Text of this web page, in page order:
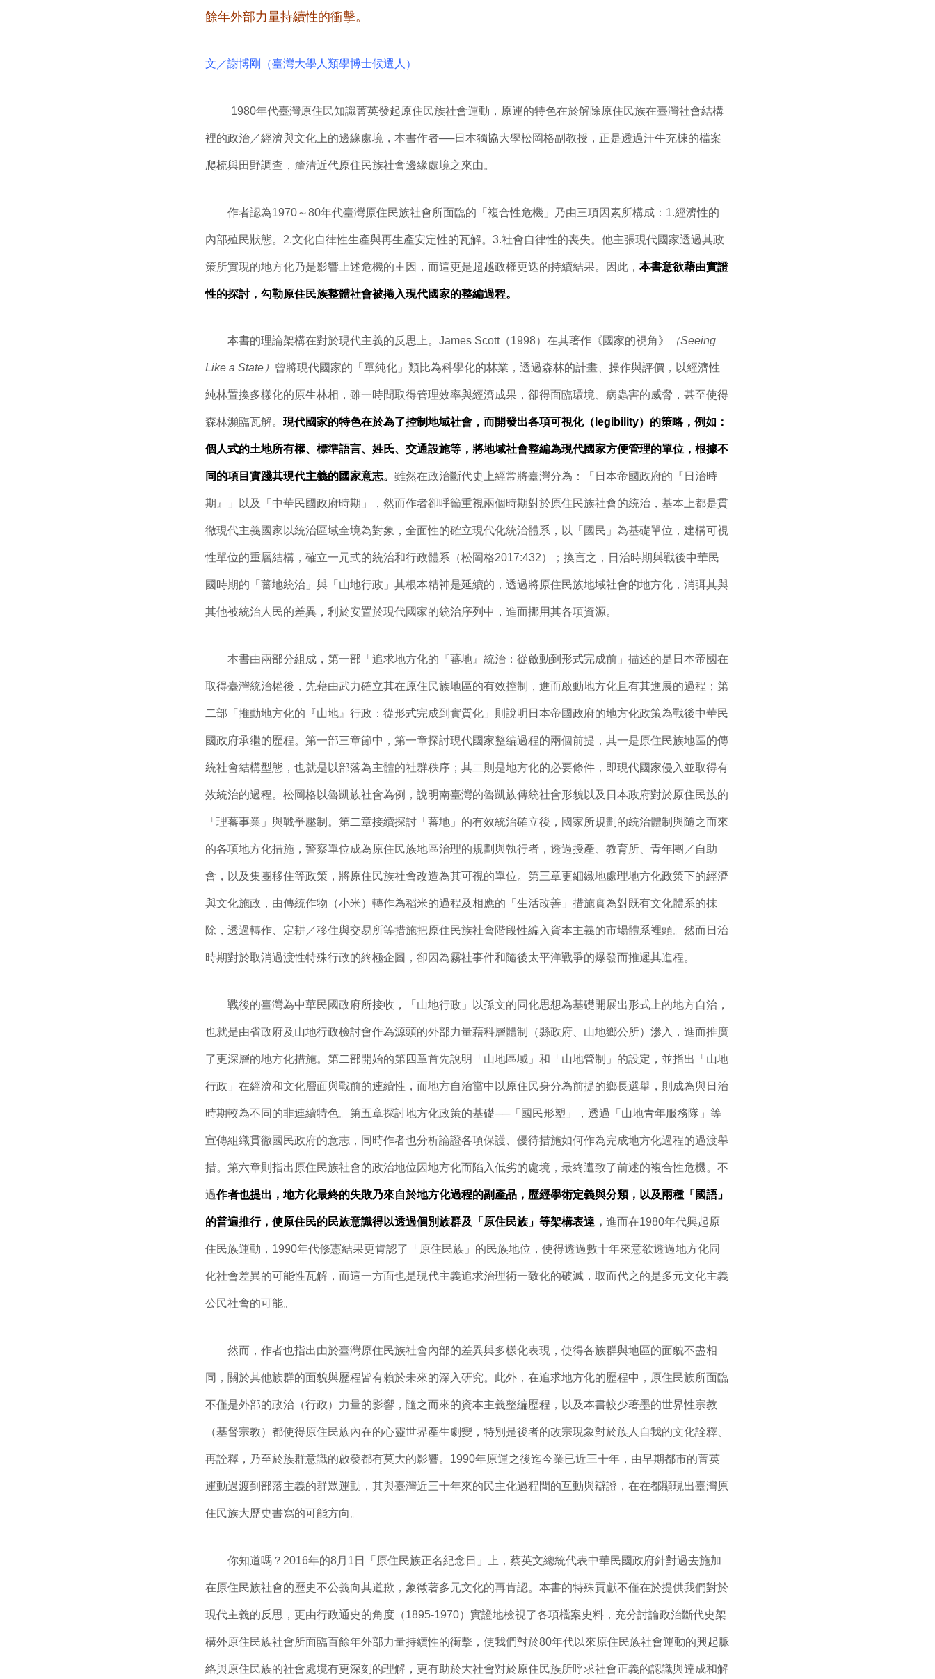
餘年外部力量持續性的衝擊。
文／謝博剛（臺灣大學人類學博士候選人）
1980年代臺灣原住民知識菁英發起原住民族社會運動，原運的特色在於解除原住民族在臺灣社會結構
裡的政治／經濟與文化上的邊緣處境，本書作者──日本獨協大學松岡格副教授，正是透過汗牛充棟的檔案
爬梳與田野調查，釐清近代原住民族社會邊緣處境之來由。
作者認為1970～80年代臺灣原住民族社會所面臨的「複合性危機」乃由三項因素所構成： 1.經濟性的
內部殖民狀態。 2.文化自律性生產與再生產安定性的瓦解。3.社會自律性的喪失。他主張現代國家透過其政
策所實現的地方化乃是影響上述危機的主因，而這更是超越政權更迭的持續結果。因此， 本書意欲藉由實證
性的探討，勾勒原住民族整體社會被捲入現代國家的整編過程。
本書的理論架構在對於現代主義的反思上。James Scott（1998）在其著作《國家的視角》 （Seeing
Like a State） 曾將現代國家的「單純化」類比為科學化的林業，透過森林的計畫、操作與評價，以經濟性
純林置換多樣化的原生林相，雖一時間取得管理效率與經濟成果，卻得面臨環境、病蟲害的威脅，甚至使得
森林瀕臨瓦解。 現代國家的特色在於為了控制地域社會，而開發出各項可視化（legibility）的策略，例如：
個人式的土地所有權、標準語言、姓氏、交通設施等，將地域社會整編為現代國家方便管理的單位，根據不
同的項目實踐其現代主義的國家意志。 雖然在政治斷代史上經常將臺灣分為：「日本帝國政府的『日治時
期』」以及「中華民國政府時期」，然而作者卻呼籲重視兩個時期對於原住民族社會的統治，基本上都是貫
徹現代主義國家以統治區域全境為對象，全面性的確立現代化統治體系，以「國民」為基礎單位，建構可視
性單位的重層結構，確立一元式的統治和行政體系（松岡格2017:432）；換言之，日治時期與戰後中華民
國時期的「蕃地統治」與「山地行政」其根本精神是延續的，透過將原住民族地域社會的地方化，消弭其與
其他被統治人民的差異，利於安置於現代國家的統治序列中，進而挪用其各項資源。
本書由兩部分組成，第一部「追求地方化的『蕃地』統治：從啟動到形式完成前」描述的是日本帝國在
取得臺灣統治權後，先藉由武力確立其在原住民族地區的有效控制，進而啟動地方化且有其進展的過程；第
二部「推動地方化的『山地』行政：從形式完成到實質化」則說明日本帝國政府的地方化政策為戰後中華民
國政府承繼的歷程。第一部三章節中，第一章探討現代國家整編過程的兩個前提，其一是原住民族地區的傳
統社會結構型態，也就是以部落為主體的社群秩序；其二則是地方化的必要條件，即現代國家侵入並取得有
效統治的過程。松岡格以魯凱族社會為例，說明南臺灣的魯凱族傳統社會形貌以及日本政府對於原住民族的
「理蕃事業」與戰爭壓制。第二章接續探討「蕃地」的有效統治確立後，國家所規劃的統治體制與隨之而來
的各項地方化措施，警察單位成為原住民族地區治理的規劃與執行者，透過授產、教育所、青年團／自助
會，以及集團移住等政策，將原住民族社會改造為其可視的單位。第三章更細緻地處理地方化政策下的經濟
與文化施政，由傳統作物（小米）轉作為稻米的過程及相應的「生活改善」措施實為對既有文化體系的抹
除，透過轉作、定耕／移住與交易所等措施把原住民族社會階段性編入資本主義的市場體系裡頭。然而日治
時期對於取消過渡性特殊行政的終極企圖，卻因為霧社事件和隨後太平洋戰爭的爆發而推遲其進程。
戰後的臺灣為中華民國政府所接收，「山地行政」以孫文的同化思想為基礎開展出形式上的地方自治，
也就是由省政府及山地行政檢討會作為源頭的外部力量藉科層體制（縣政府、山地鄉公所）滲入，進而推廣
了更深層的地方化措施。第二部開始的第四章首先說明「山地區域」和「山地管制」的設定，並指出「山地
行政」在經濟和文化層面與戰前的連續性，而地方自治當中以原住民身分為前提的鄉長選舉，則成為與日治
時期較為不同的非連續特色。第五章探討地方化政策的基礎──「國民形塑」，透過「山地青年服務隊」等
宣傳組織貫徹國民政府的意志，同時作者也分析論證各項保護、優待措施如何作為完成地方化過程的過渡舉
措。第六章則指出原住民族社會的政治地位因地方化而陷入低劣的處境，最終遭致了前述的複合性危機。不
過作者也提出，地方化最終的失敗乃來自於地方化過程的副產品，歷經學術定義與分類，以及兩種「國語」
的普遍推行，使原住民的民族意識得以透過個別族群及「原住民族」等架構表達 ， 進而在1980年代興起原
住民族運動，1990年代修憲結果更肯認了「原住民族」的民族地位，使得透過數十年來意欲透過地方化同
化社會差異的可能性瓦解，而這一方面也是現代主義追求治理術一致化的破滅，取而代之的是多元文化主義
公民社會的可能。
然而，作者也指出由於臺灣原住民族社會內部的差異與多樣化表現，使得各族群與地區的面貌不盡相
同，關於其他族群的面貌與歷程皆有賴於未來的深入研究。此外，在追求地方化的歷程中，原住民族所面臨
不僅是外部的政治（行政）力量的影響，隨之而來的資本主義整編歷程，以及本書較少著墨的世界性宗教
（基督宗教）都使得原住民族內在的心靈世界產生劇變，特別是後者的改宗現象對於族人自我的文化詮釋、
再詮釋，乃至於族群意識的啟發都有莫大的影響。1990年原運之後迄今業已近三十年，由早期都市的菁英
運動過渡到部落主義的群眾運動，其與臺灣近三十年來的民主化過程間的互動與辯證，在在都顯現出臺灣原
住民族大歷史書寫的可能方向。
你知道嗎？2016年的8月1日「原住民族正名紀念日」上，蔡英文總統代表中華民國政府針對過去施加
在原住民族社會的歷史不公義向其道歉，象徵著多元文化的再肯認。本書的特殊貢獻不僅在於提供我們對於
現代主義的反思，更由行政通史的角度（1895-1970）實證地檢視了各項檔案史料，充分討論政治斷代史架
構外原住民族社會所面臨百餘年外部力量持續性的衝擊，使我們對於80年代以來原住民族社會運動的興起脈
絡與原住民族的社會處境有更深刻的理解，更有助於大社會對於原住民族所呼求社會正義的認識與達成和解